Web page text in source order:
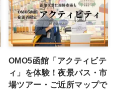
OMO5函館「アクティビテ
ィ」を体験！夜景バス・市
場ツアー・ご近所マップで